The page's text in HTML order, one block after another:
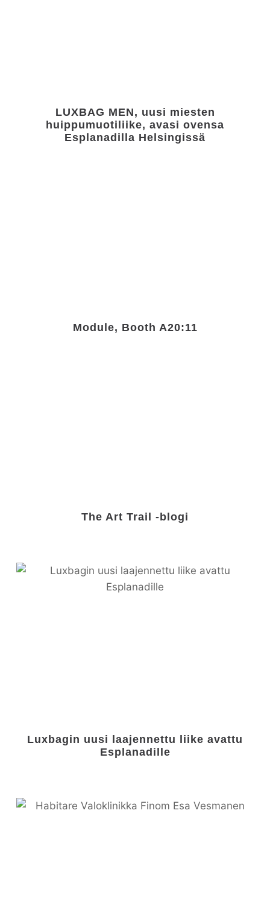
LUXBAG MEN, uusi miesten
huippumuotiliike, avasi ovensa
Esplanadilla Helsingissä
Module, Booth A20:11
The Art Trail -blogi
Luxbagin uusi laajennettu liike avattu
Esplanadille